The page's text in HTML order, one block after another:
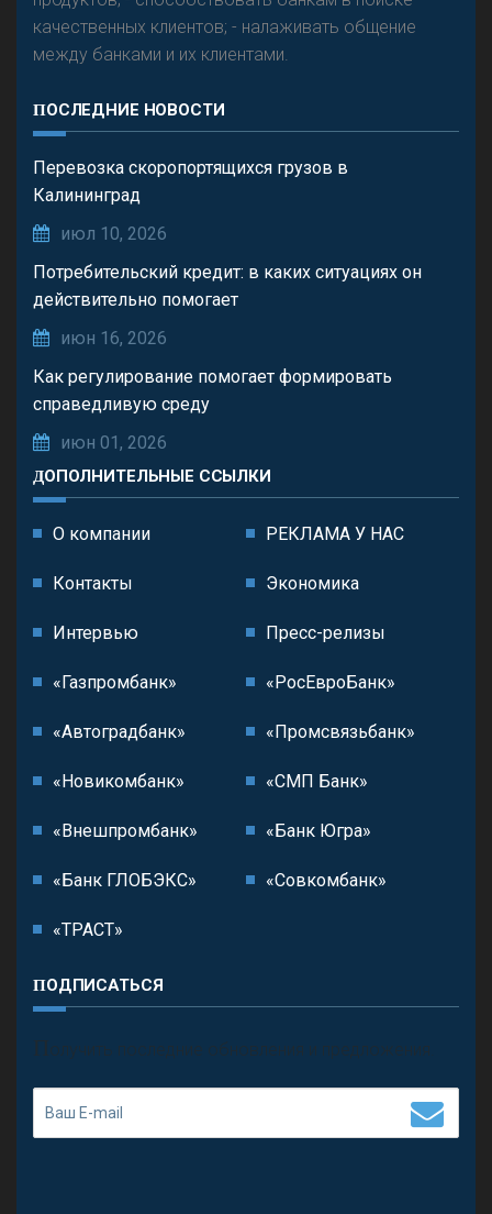
качественных клиентов; - налаживать общение
между банками и их клиентами.
ПОСЛЕДНИЕ НОВОСТИ
Перевозка скоропортящихся грузов в
Калининград
июл 10, 2026
Потребительский кредит: в каких ситуациях он
действительно помогает
июн 16, 2026
Как регулирование помогает формировать
справедливую среду
июн 01, 2026
ДОПОЛНИТЕЛЬНЫЕ ССЫЛКИ
О компании РЕКЛАМА У НАС
Контакты Экономика
Интервью Пресс-релизы
«Газпромбанк» «РосЕвроБанк»
«Автоградбанк» «Промсвязьбанк»
«Новикомбанк» «СМП Банк»
«Внешпромбанк» «Банк Югра»
«Банк ГЛОБЭКС» «Совкомбанк»
«ТРАСТ»
ПОДПИСАТЬСЯ
П олучить последние обновления и предложения.